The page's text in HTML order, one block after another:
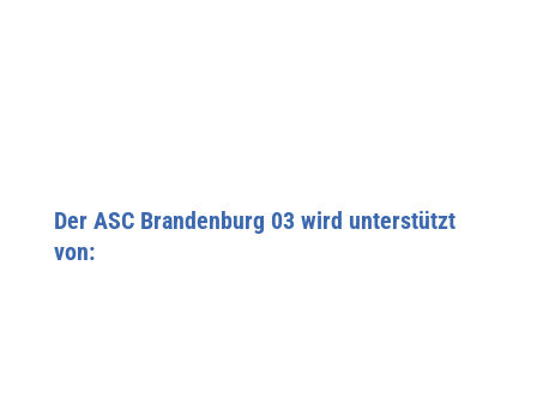
Der ASC Brandenburg 03 wird unterstützt
von: